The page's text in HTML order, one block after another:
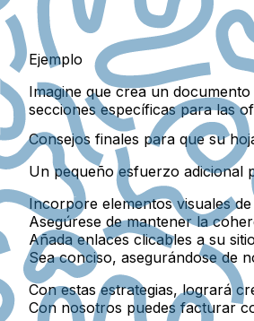
Ejemplo
Imagine que crea un
secciones específicas para las
Consejos finales para que su
Un pequeño esfuerzo adicional
Incorpore elementos visuales
Asegúrese de mantener la
Añada enlaces clicables a su
Sea conciso, asegurándose de
Con estas estrategias, logrará
Con nosotros puedes facturar